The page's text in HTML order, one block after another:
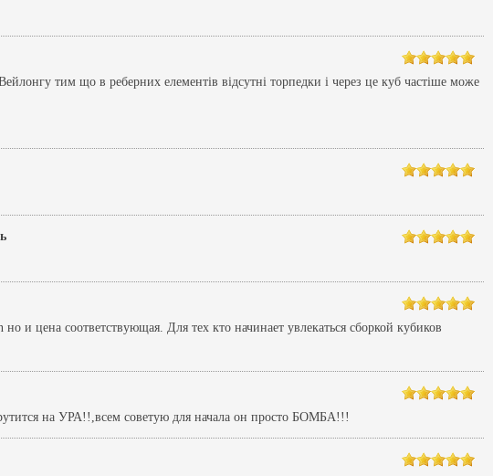
тим що в реберних елементів відсутні торпедки і через це куб частіше може
и цена соответствующая. Для тех кто начинает увлекаться сборкой кубиков
на УРА!!,всем советую для начала он просто БОМБА!!!